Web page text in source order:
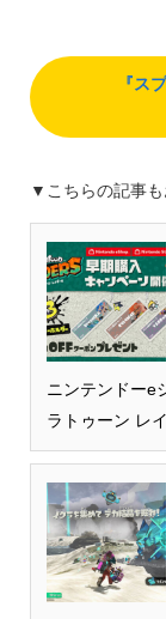
『ス
▼こちらの記事
ニンテンドーe
ラトゥーン レ